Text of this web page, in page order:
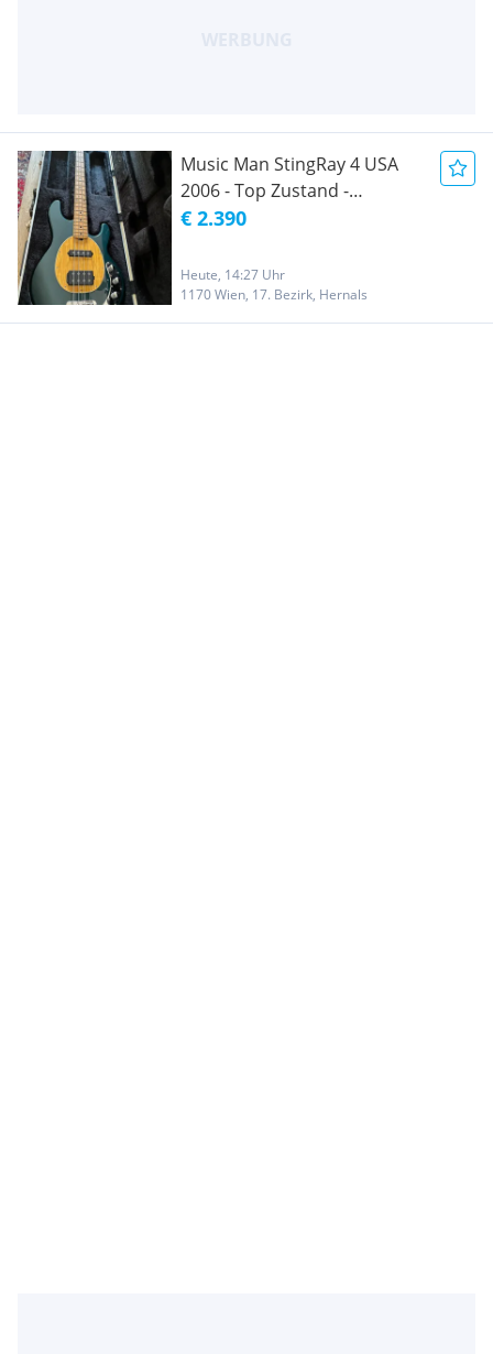
Music Man StingRay 4 USA
2006 - Top Zustand -
Originalkoffer
€ 2.390
Heute, 14:27 Uhr
1170 Wien, 17. Bezirk, Hernals